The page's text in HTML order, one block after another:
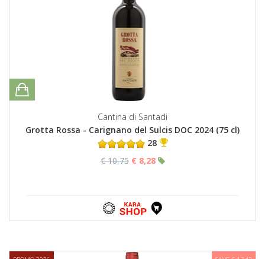
Cantina di Santadi
Grotta Rossa - Carignano del Sulcis DOC 2024 (75 cl)
28
€ 10,75 € 8,28